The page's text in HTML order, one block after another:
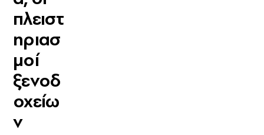
πλειστ
ηριασ
μοί
ξενοδ
οχείω
ν